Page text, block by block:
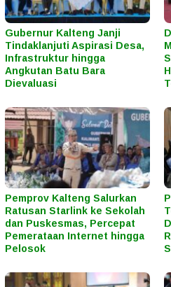
Gubernur Kalteng Janji
Tindaklanjuti Aspirasi Desa,
Infrastruktur hingga
Angkutan Batu Bara
Dievaluasi
Pemprov Kalteng Salurkan
Ratusan Starlink ke Sekolah
dan Puskesmas, Percepat
Pemerataan Internet hingga
Pelosok